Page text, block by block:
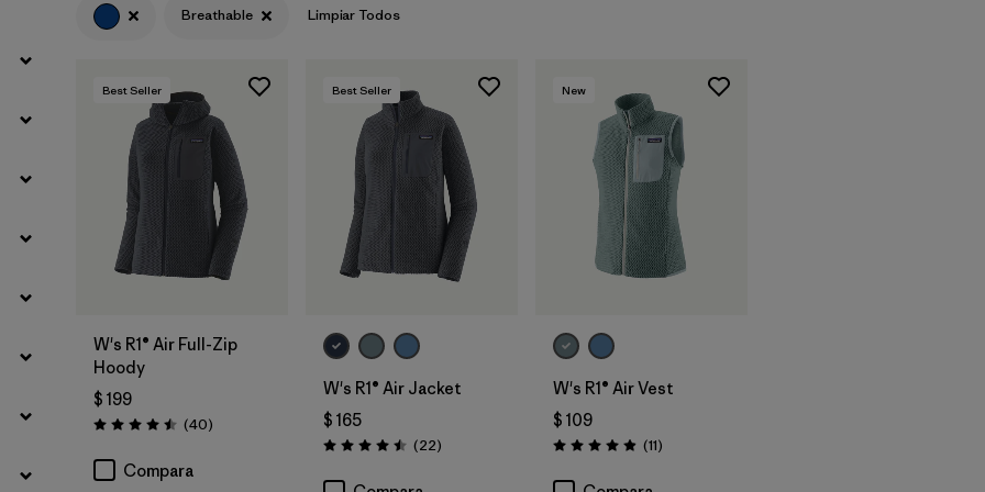
Filtrar por
Materials & Fabric
Filtrar por
Silhouette
Filtrar por
Sport
Filtrar por
Product Family
Breathable Limpiar Todos
Best Seller
W's R1® Air Full-Zip
Hoody
$ 199
Valoración: 4.5 / 5
(40Comentarios
)
Compara
Best Seller
W's R1® Air Jacket
$ 165
Valoración: 4.5 / 5
(22Comentarios
)
New
W's R1® Air Vest
$ 109
Valoración: 4.9 / 5
(11Comentarios
)